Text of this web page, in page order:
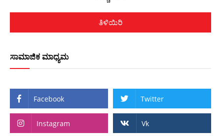
ತಿಳಿಯಿರಿ
ಸಾಮಾಜಿಕ ಮಾಧ್ಯಮ
Facebook Twitter
Instagram Vk